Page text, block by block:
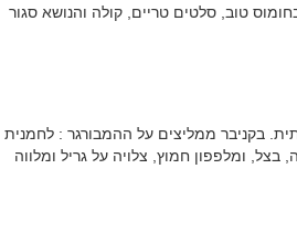
טוב, סלטים טריים, קולה והנושא סגור
בקניבר ממליצים על ההמבורגר : לחמנית
ומלפפון חמוץ, צלויה על גריל ומלווה